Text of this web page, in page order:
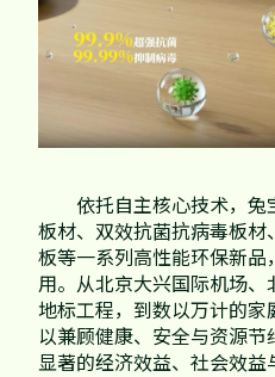
依托自主核心技术，
板材、双效抗菌抗病毒板
板等一系列高性能环保新
用。从北京大兴国际机场、
地标工程，到数以万计的
以兼顾健康、安全与资源
显著的经济效益、社会效益